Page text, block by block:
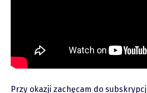
piotrek.zajac@pm.me
Przy okazji zachęcam do